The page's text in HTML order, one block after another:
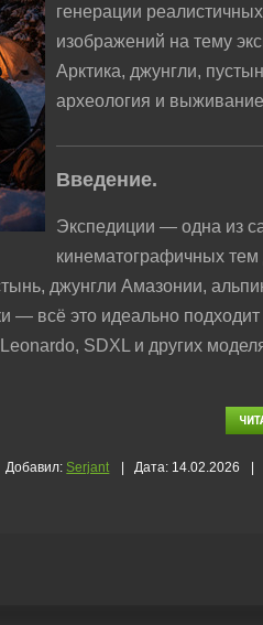
генерации реалистичных
изображений на тему
Арктика, джунгли,
археология и
Введение.
Экспедиции — одна из
кинематографичных тем
джунгли Амазонии,
— всё это идеально подходит
SDXL и других
Добавил: Serjant Дата: 14.02.2026